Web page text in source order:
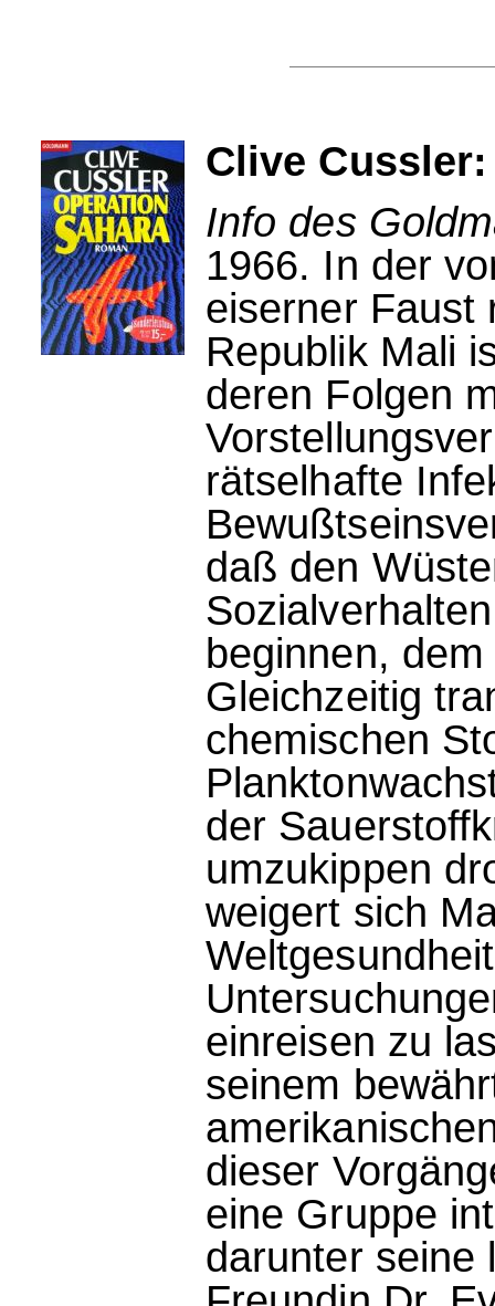
Clive
Info des
1966. In der
eiserner Faust
Republik Mali
deren Folgen
rätselhafte
daß den
beginnen,
Gleichzeitig
chemischen
der
umzukippen
weigert sich
einreisen zu
seinem
dieser
eine Gruppe
darunter seine